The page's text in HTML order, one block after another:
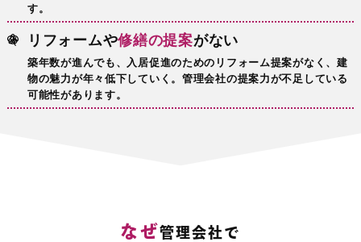
す。
リフォームや修繕の提案がない
築年数が進んでも、入居促進のためのリフォーム提案がなく、建
物の魅力が年々低下していく。管理会社の提案力が不足している
可能性があります。
なぜ管理会社で